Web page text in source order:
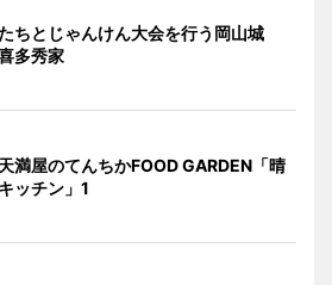
ちとじゃんけん大会を行う岡山城
多秀家
満屋のてんちかFOOD GARDEN「晴
ッチン」1